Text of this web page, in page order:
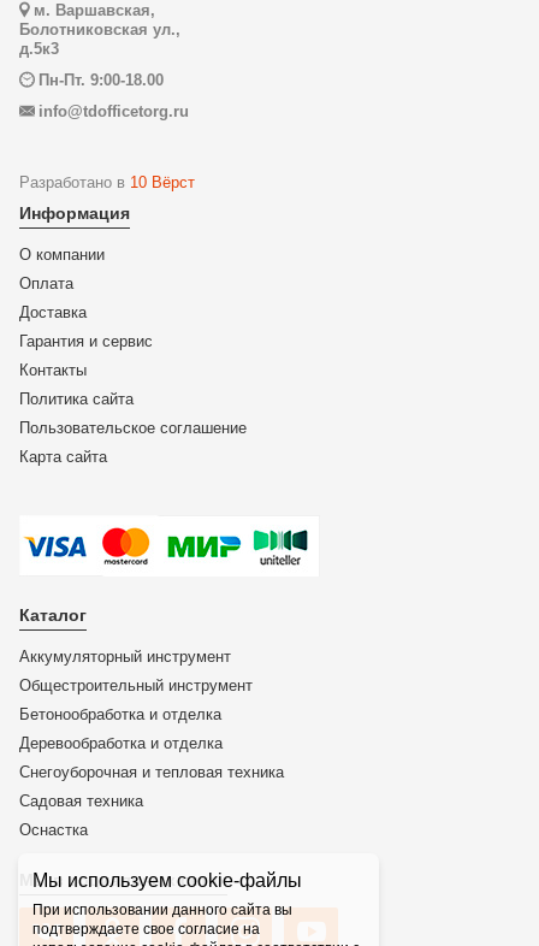
Мы используем cookie-файлы
При использовании данного сайта вы
подтверждаете свое согласие на
м. Варшавская,
Болотниковская ул.,
д.5к3
Пн-Пт. 9:00-18.00
info@tdofficetorg.ru
Разработано в 10 Вёрст
Информация
О компании
Оплата
Доставка
Гарантия и сервис
Контакты
Политика сайта
Пользовательское соглашение
Карта сайта
Каталог
Аккумуляторный инструмент
Общестроительный инструмент
Бетонообработка и отделка
Деревообработка и отделка
Снегоуборочная и тепловая техника
Садовая техника
Оснастка
Мы в социальных сетях